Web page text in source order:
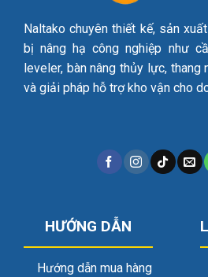
Naltako chuyên thiết kế, sản
bị nâng hạ công nghiệp như
leveler, bàn nâng thủy lực, thang
và giải pháp hỗ trợ kho vận cho
HƯỚNG DẪN
Hướng dẫn mua hàng